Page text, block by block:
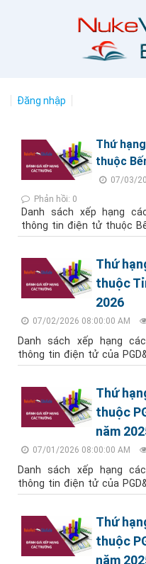
Đăng nhập
Thứ
thuộc
07/03/
Phản hồi: 0
Danh sách xếp hạng
thông tin điện tử thuộc
Thứ
thuộc
2026
07/02/2026 08:00:00 AM
Danh sách xếp hạng
thông tin điện tử của
Thứ
thuộc
năm
07/01/2026 08:00:00 AM
Danh sách xếp hạng
thông tin điện tử của
Thứ
thuộc
năm